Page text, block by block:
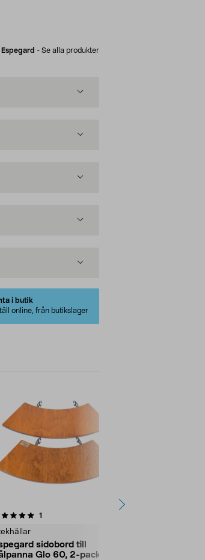
Espegard - Se alla produkter
i butik
online, från butikslager
1
sidobord till
Glo 60, 2-pack
5.0av 5 stjärnor